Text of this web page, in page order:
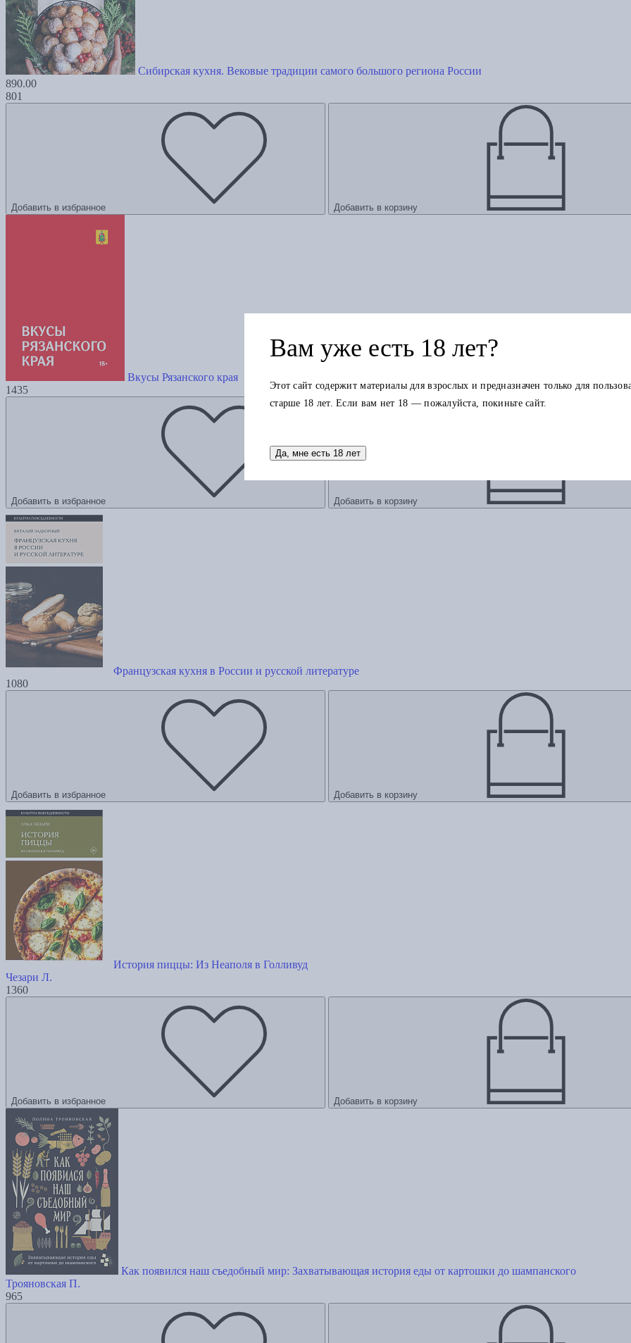
Сибирская кухня. Вековые традиции самого большого региона России
890.00
801
Добавить в избранное Добавить в корзину
Вкусы Рязанского края
1435
Добавить в избранное Добавить в корзину
Французская кухня в России и русской литературе
1080
Добавить в избранное Добавить в корзину
История пиццы: Из Неаполя в Голливуд
Чезари Л.
1360
Добавить в избранное Добавить в корзину
Как появился наш съедобный мир: Захватывающая история еды от картошки до шампанского
Трояновская П.
965
Вам уже есть 18 лет?
Этот сайт содержит материалы для взрослых и предназначен только для
старше 18 лет. Если вам нет 18 — пожалуйста, покиньте сайт.
Да, мне есть 18 лет